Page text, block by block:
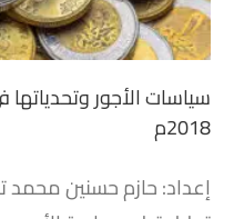
2018م
إعداد: حازم حسنين